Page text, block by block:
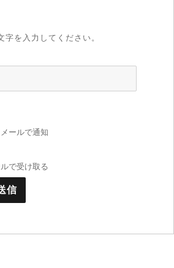
字を入力してください。
ールで通知
で受け取る